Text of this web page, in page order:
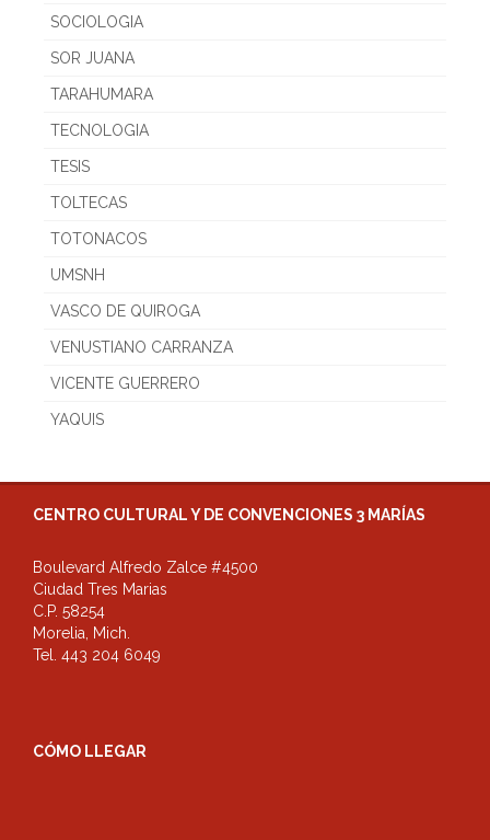
SOCIOLOGIA
SOR JUANA
TARAHUMARA
TECNOLOGIA
TESIS
TOLTECAS
TOTONACOS
UMSNH
VASCO DE QUIROGA
VENUSTIANO CARRANZA
VICENTE GUERRERO
YAQUIS
CENTRO CULTURAL Y DE CONVENCIONES 3 MARÍAS
Boulevard Alfredo Zalce #4500
Ciudad Tres Marias
C.P. 58254
Morelia, Mich.
Tel. 443 204 6049
CÓMO LLEGAR